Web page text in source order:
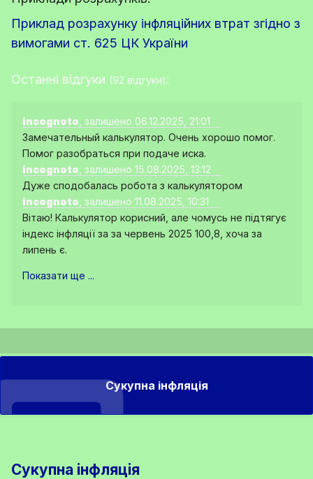
Приклад розрахунку інфляційних втрат згідно з
вимогами ст. 625 ЦК України
Останні відгуки (92 відгуки):
incognoto , залишено 06.12.2025, 21:01
Замечательный калькулятор. Очень хорошо помог.
Помог разобраться при подаче иска.
incognoto , залишено 15.08.2025, 13:12
Дуже сподобалась робота з калькулятором
incognoto , залишено 11.08.2025, 10:31
Вітаю! Калькулятор корисний, але чомусь не підтягує
індекс інфляції за за червень 2025 100,8, хоча за
липень є.
Показати ще ...
Сукупна інфляція
Сукупна інфляція